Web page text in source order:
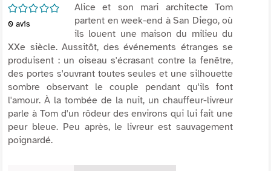
/5
0 avis
Alice et son mari architecte Tom
partent en week-end à San Diego, où
ils louent une maison du milieu du
XXe siècle. Aussitôt, des événements étranges se
produisent : un oiseau s'écrasant contre la fenêtre,
des portes s'ouvrant toutes seules et une silhouette
sombre observant le couple pendant qu'ils font
l'amour. À la tombée de la nuit, un chauffeur-livreur
parle à Tom d'un rôdeur des environs qui lui fait une
peur bleue. Peu après, le livreur est sauvagement
poignardé.